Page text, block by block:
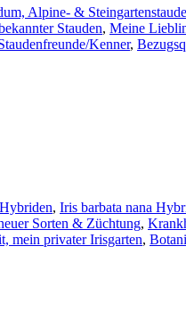
Alpine- &
Stauden, Meine
Kenner,
, Iris barbata nana
Sorten & Züchtung,
mein privater Irisgarten,